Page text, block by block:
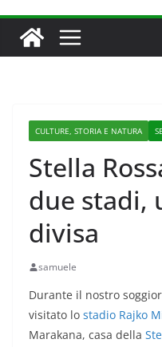
CULTURE, STORIA E NATURA
Stella
due stadi,
divisa
samuele
Durante il nostro
visitato lo stadio Rajko
Marakana, casa della